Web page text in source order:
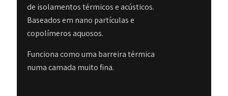
de isolamentos térmicos e acústicos.
Baseados em nano partículas e
copolímeros aquosos.
Funciona como uma barreira térmica
numa camada muito fina.